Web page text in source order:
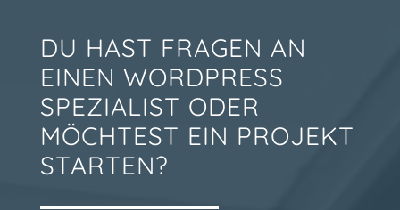
DU HAST FRAGEN AN
EINEN WORDPRESS
SPEZIALIST ODER
MÖCHTEST EIN PROJEKT
STARTEN?